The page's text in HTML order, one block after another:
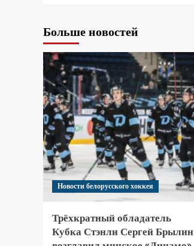
Больше новостей
Новости белорусского хоккея
Трёхкратный обладатель
Кубка Стэнли Сергей Брылин